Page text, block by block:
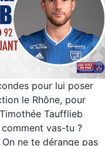
pour lui poser
le Rhône, pour
Taufflieb
comment vas-tu ?
On ne te dérange pas